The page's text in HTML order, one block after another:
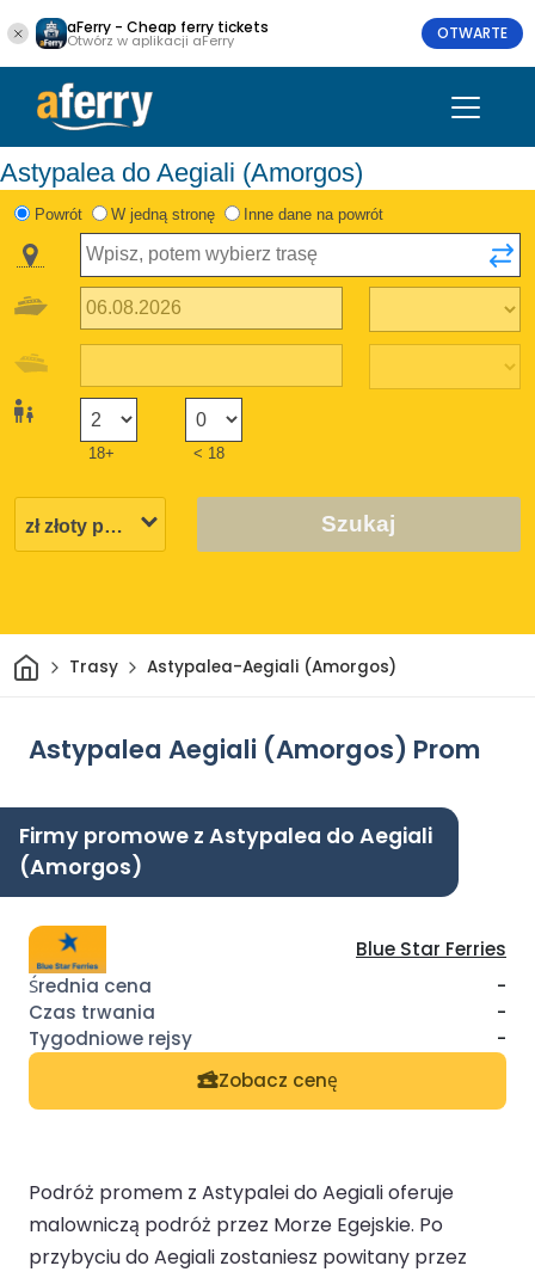
aFerry - Cheap ferry tickets
Otwórz w aplikacji aFerry OTWARTE
Astypalea do Aegiali (Amorgos)
Powrót W jedną stronę Inne dane na powrót
18+ < 18
Szukaj
DomTrasy Astypalea-Aegiali (Amorgos)
Astypalea Aegiali (Amorgos) Prom
Firmy promowe z Astypalea do Aegiali
(Amorgos)
Blue Star Ferries
-
-
-
Zobacz cenę
Podróż promem z Astypalei do Aegiali oferuje
malowniczą podróż przez Morze Egejskie. Po
przybyciu do Aegiali zostaniesz powitany przez